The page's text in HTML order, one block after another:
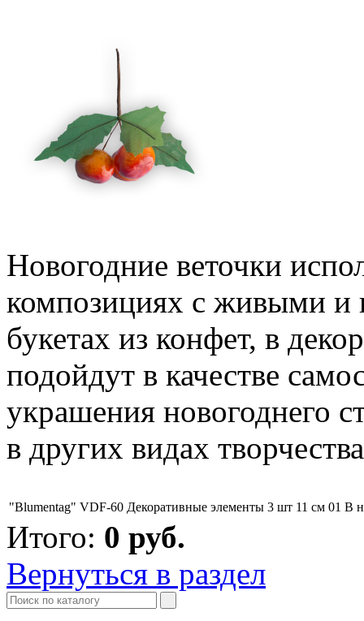
Новогодние веточки
композициях с живыми и
букетах из конфет, в
подойдут в качестве
украшения новогоднего
в других видах
"Blumentag" VDF-60 Декоративные элементы 3 шт 11 см 01 В
Итого: 0 руб.
Вернуться в раздел